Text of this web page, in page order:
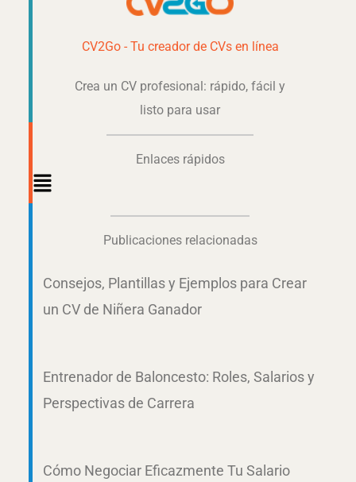
CV2Go - Tu creador de CVs en línea
Crea un CV profesional: rápido, fácil y
listo para usar
Enlaces rápidos
Main
Publicaciones relacionadas
Consejos, Plantillas y Ejemplos para Crear
un CV de Niñera Ganador
Entrenador de Baloncesto: Roles, Salarios y
Perspectivas de Carrera
Cómo Negociar Eficazmente Tu Salario